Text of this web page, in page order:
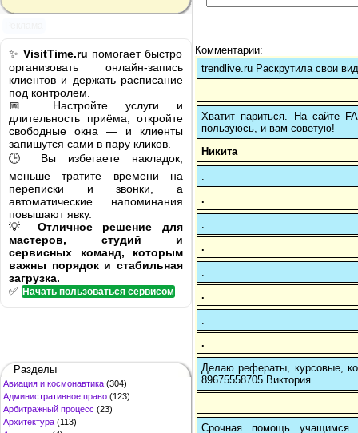
✨ VisitTime.ru помогает быстро
организовать онлайн-запись
клиентов и держать расписание
под контролем.
📅 Настройте услуги и
длительность приёма, откройте
свободные окна — и клиенты
запишутся сами в пару кликов.
🕒 Вы избегаете накладок,
меньше тратите времени на
переписки и звонки, а
автоматические напоминания
повышают явку.
💡 Отличное решение для
мастеров, студий и
сервисных команд, которым
важны порядок и стабильная
загрузка.
✅ Начать пользоваться сервисом
Разделы
Авиация и космонавтика (304)
Административное право (123)
Арбитражный процесс (23)
Архитектура (113)
Комментарии:
trendlive.ru Раскрутила свои
Хватит париться. На сайте
пользуюсь, и вам советую!
Никита
.
.
.
.
Делаю рефераты, курсовые,
89675558705 Виктория.
Срочная помощь учащимся в